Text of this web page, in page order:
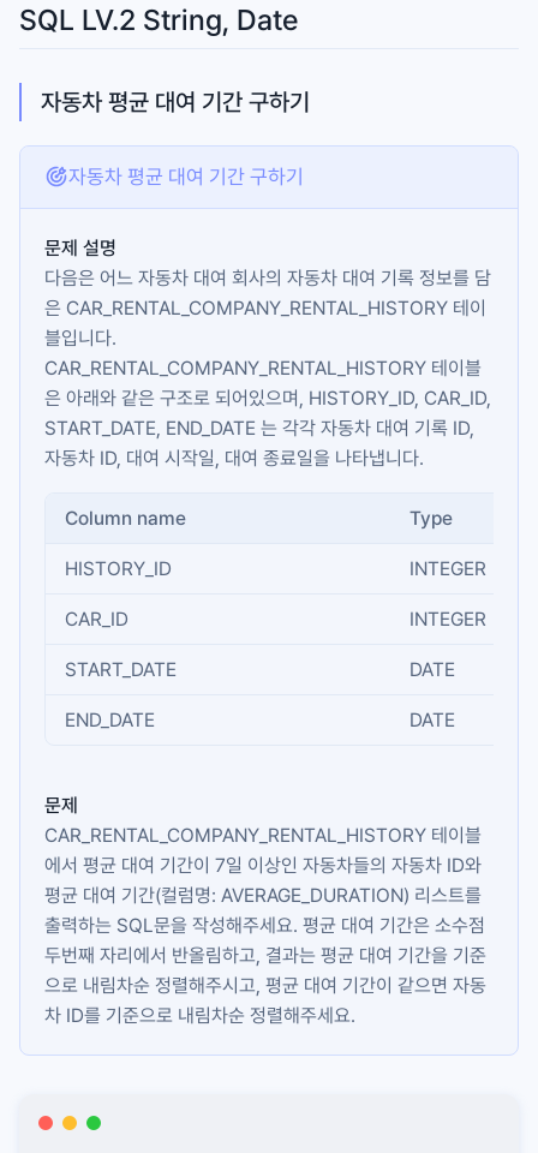
SQL LV.2 String, Date
자동차 평균 대여 기간 구하기
자동차 평균 대여 기간 구하기
문제 설명
다음은 어느 자동차 대여 회사의 자동차 대여 기록 정보를 담
은 CAR_RENTAL_COMPANY_RENTAL_HISTORY 테이
블입니다.
CAR_RENTAL_COMPANY_RENTAL_HISTORY 테이블
은 아래와 같은 구조로 되어있으며, HISTORY_ID, CAR_ID,
START_DATE, END_DATE 는 각각 자동차 대여 기록 ID,
자동차 ID, 대여 시작일, 대여 종료일을 나타냅니다.
Column name Type
HISTORY_ID INTEGER
CAR_ID INTEGER
START_DATE DATE
END_DATE DATE
문제
CAR_RENTAL_COMPANY_RENTAL_HISTORY 테이블
에서 평균 대여 기간이 7일 이상인 자동차들의 자동차 ID와
평균 대여 기간(컬럼명: AVERAGE_DURATION) 리스트를
출력하는 SQL문을 작성해주세요. 평균 대여 기간은 소수점
두번째 자리에서 반올림하고, 결과는 평균 대여 기간을 기준
으로 내림차순 정렬해주시고, 평균 대여 기간이 같으면 자동
차 ID를 기준으로 내림차순 정렬해주세요.